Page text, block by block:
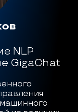
NLP
GigaChat